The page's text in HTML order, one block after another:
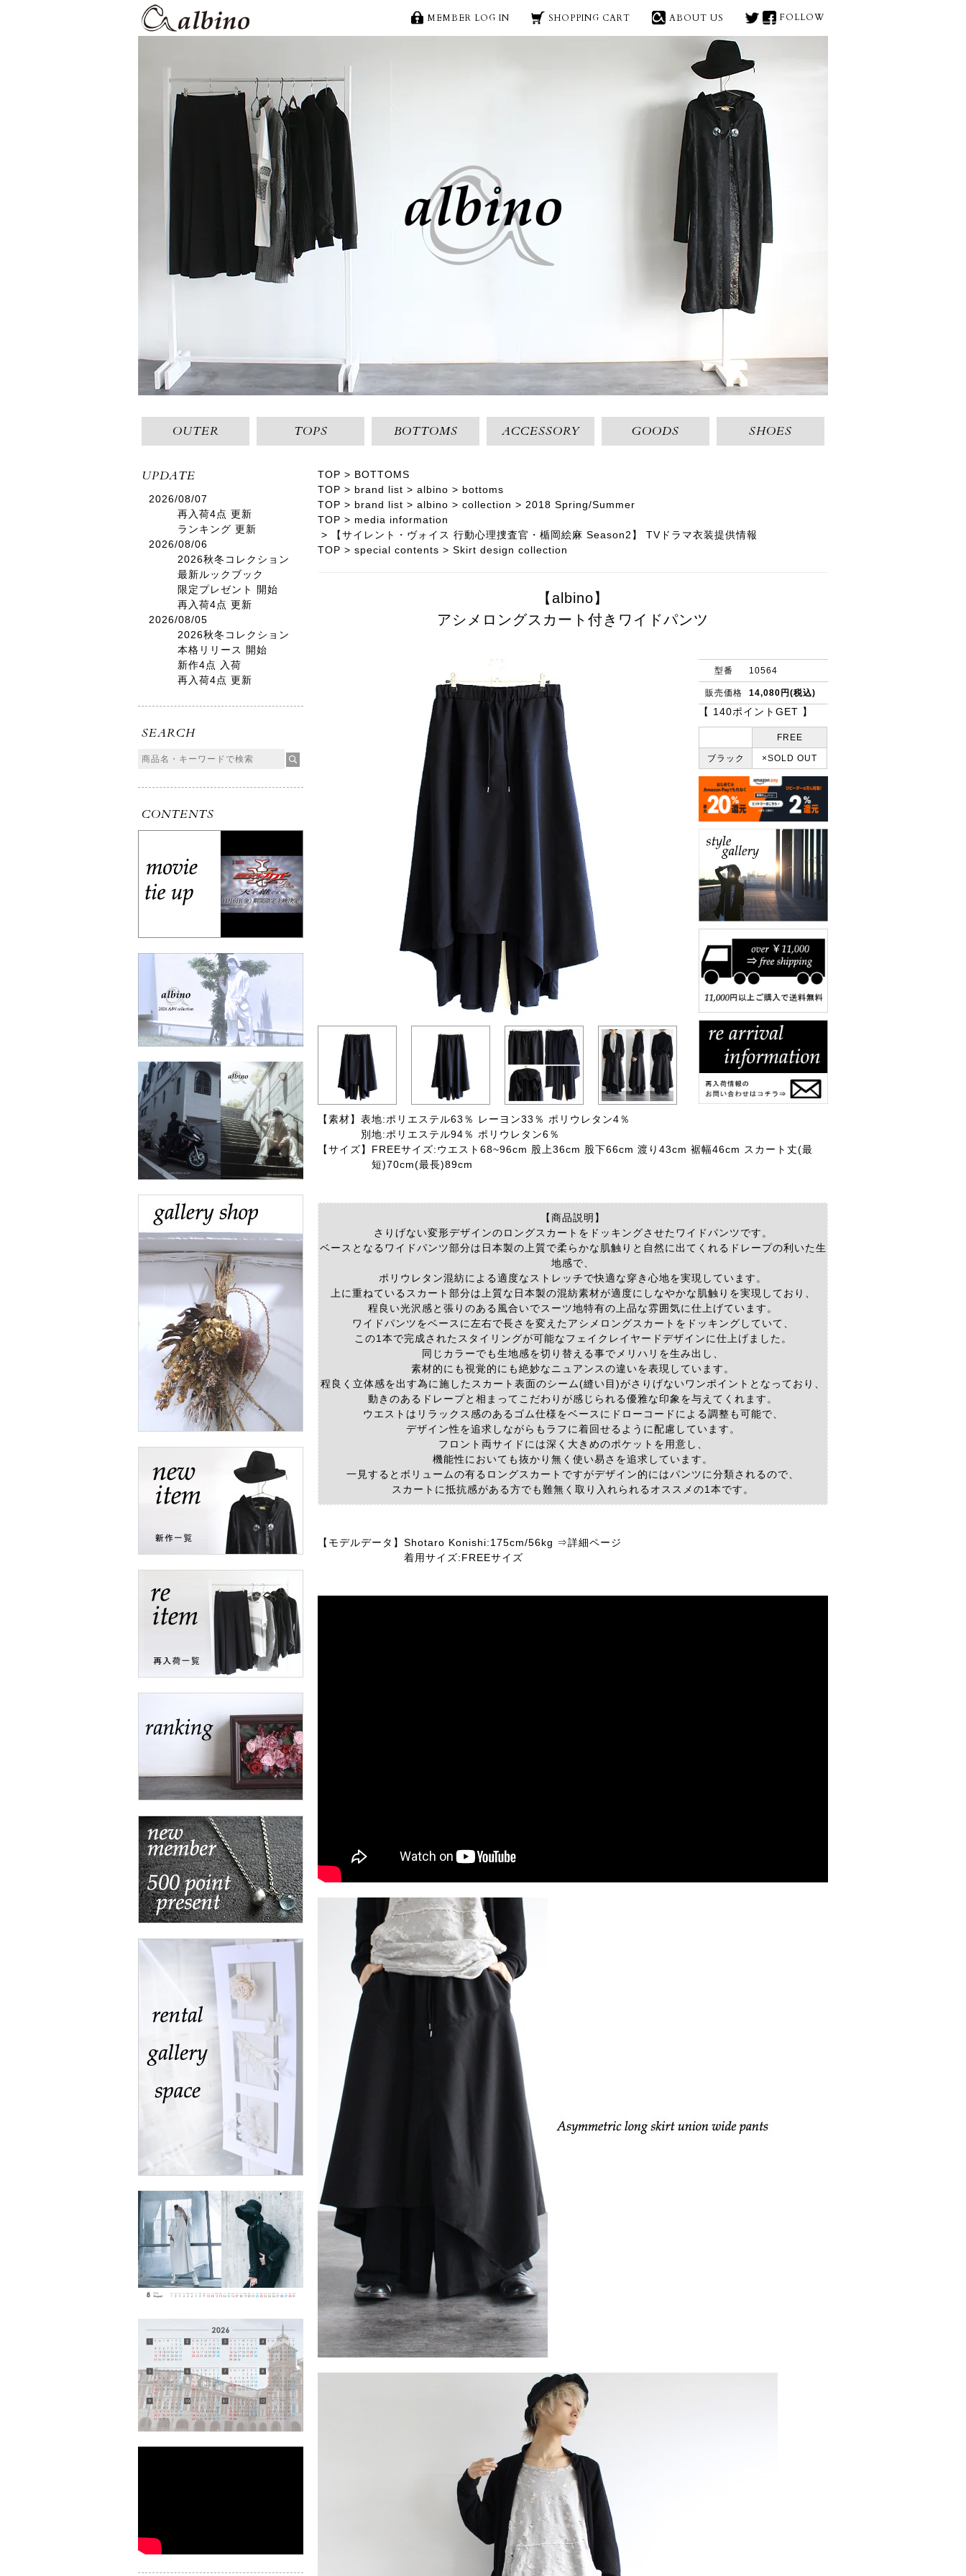
【albino】
アシメロングスカート付きワイドパンツ | メンズスカートやロング丈カットソー等のモード系ファッ
albino
MEMBER LOG IN SHOPPING CART ABOUT US
X(旧 face
FOLLOW
OUTER TOPS BOTTOMS ACCESSORY GOODS SHOES
UPDATE
2026/08/07
再入荷4点 更新
ランキング 更新
2026/08/06
2026秋冬コレクション
最新ルックブック
限定プレゼント 開始
再入荷4点 更新
2026/08/05
2026秋冬コレクション
本格リリース 開始
新作4点 入荷
再入荷4点 更新
SEARCH
CONTENTS
TOP
BOTTOMS
TOP
brand list albino
bottoms
TOP
brand list albino collection
2018 Spring/Summer
TOP
media information
【サイレント・ヴォイス 行動心理捜査官・楯岡絵麻 Season2】 TVドラマ衣装提供情報
TOP
special contents Skirt design collection
【albino】
アシメロングスカート付きワイドパンツ
型番 10564
販売価格 14,080円(税込)
【 140ポイントGET 】
FREE
ブラック ×SOLD OUT
【素材】 表地:ポリエステル63％ レーヨン33％ ポリウレタン4％
別地:ポリエステル94％ ポリウレタン6％
【サイズ】 FREEサイズ:ウエスト68~96cm 股上36cm 股下66cm 渡り43cm 裾幅46cm スカート丈(最
短)70cm(最長)89cm
【商品説明】
さりげない変形デザインのロングスカートをドッキングさせたワイドパンツです。
ベースとなるワイドパンツ部分は日本製の上質で柔らかな肌触りと自然に出てくれるドレープの利いた生
地感で、
ポリウレタン混紡による適度なストレッチで快適な穿き心地を実現しています。
上に重ねているスカート部分は上質な日本製の混紡素材が適度にしなやかな肌触りを実現しており、
程良い光沢感と張りのある風合いでスーツ地特有の上品な雰囲気に仕上げています。
ワイドパンツをベースに左右で長さを変えたアシメロングスカートをドッキングしていて、
この1本で完成されたスタイリングが可能なフェイクレイヤードデザインに仕上げました。
同じカラーでも生地感を切り替える事でメリハリを生み出し、
素材的にも視覚的にも絶妙なニュアンスの違いを表現しています。
程良く立体感を出す為に施したスカート表面のシーム(縫い目)がさりげないワンポイントとなっており、
動きのあるドレープと相まってこだわりが感じられる優雅な印象を与えてくれます。
ウエストはリラックス感のあるゴム仕様をベースにドローコードによる調整も可能で、
デザイン性を追求しながらもラフに着回せるように配慮しています。
フロント両サイドには深く大きめのポケットを用意し、
機能性においても抜かり無く使い易さを追求しています。
一見するとボリュームの有るロングスカートですがデザイン的にはパンツに分類されるので、
スカートに抵抗感がある方でも難無く取り入れられるオススメの1本です。
【モデルデータ】 Shotaro Konishi:175cm/56kg ⇒詳細ページ
着用サイズ:FREEサイズ